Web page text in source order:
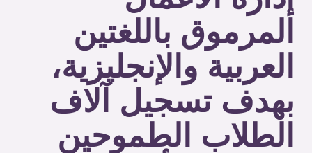
المرموق باللغتين
العربية والإنجليزية،
بهدف تسجيل آلاف
الطلاب الطموحين